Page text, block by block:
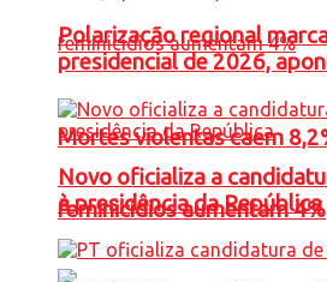
Mortes violentas caem
feminicídios aumentam 4%
Polarização regional
presidencial de 2026,
Novo oficializa a
à presidência da República